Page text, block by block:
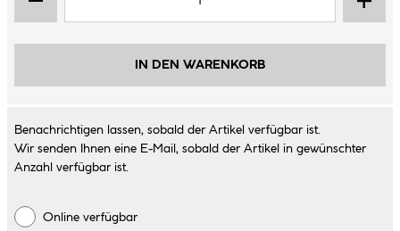
IN DEN WARENKORB
Benachrichtigen lassen, sobald der Artikel verfügbar ist.
Wir senden Ihnen eine E-Mail, sobald der Artikel in gewünschter
Anzahl verfügbar ist.
Online verfügbar